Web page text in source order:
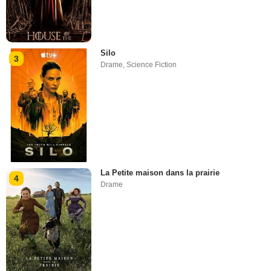
3
Silo
Drame ,Science Fiction
4
La Petite maison dans la prairie
Drame